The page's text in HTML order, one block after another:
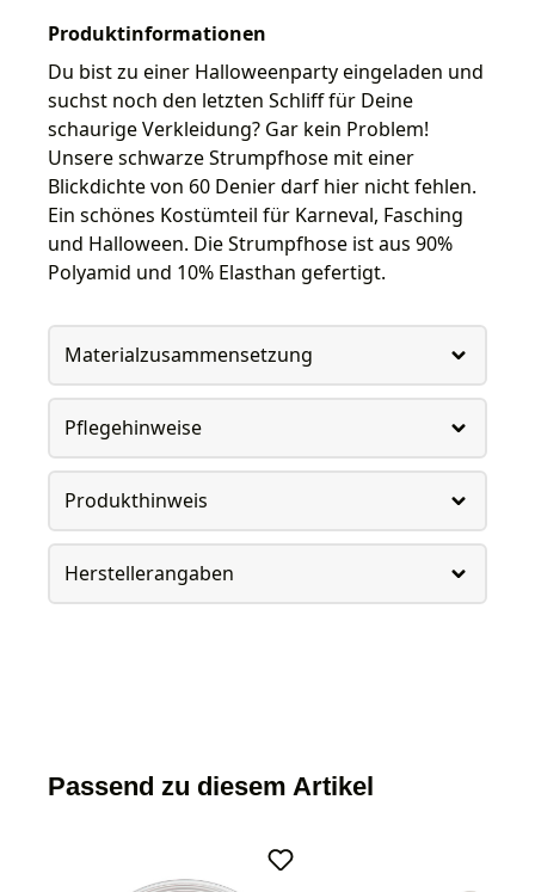
Produktinformationen
Du bist zu einer Halloweenparty eingeladen und
suchst noch den letzten Schliff für Deine
schaurige Verkleidung? Gar kein Problem!
Unsere schwarze Strumpfhose mit einer
Blickdichte von 60 Denier darf hier nicht fehlen.
Ein schönes Kostümteil für Karneval, Fasching
und Halloween. Die Strumpfhose ist aus 90%
Polyamid und 10% Elasthan gefertigt.
Materialzusammensetzung
Pflegehinweise
Produkthinweis
Herstellerangaben
Passend zu diesem Artikel